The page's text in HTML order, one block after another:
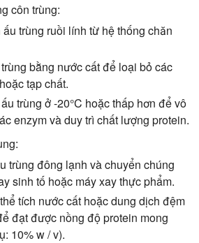
côn trùng:
trùng ruồi lính từ hệ thống chăn
bằng nước cất để loại bỏ các
tạp chất.
trùng ở -20°C hoặc thấp hơn để vô
enzym và duy trì chất lượng protein.
trùng đông lạnh và chuyển chúng
sinh tố hoặc máy xay thực phẩm.
tích nước cất hoặc dung dịch đệm
đạt được nồng độ protein mong
10% w / v).